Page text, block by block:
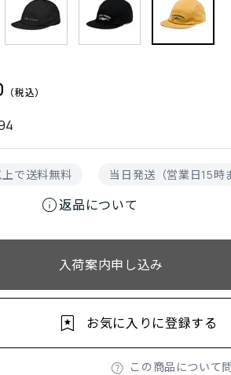
で送料無料 当日発送（営業日15時
info返品について
入荷案内申し込み
この商品について
お気に入りに登録する